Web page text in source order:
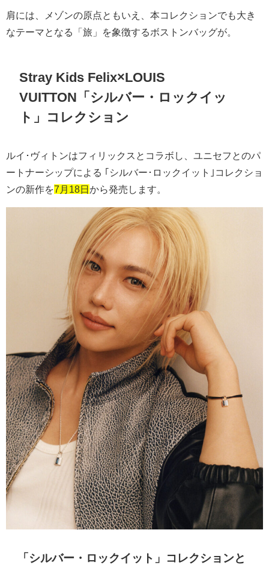
肩には、メゾンの原点ともいえ、本コレクションでも大き
なテーマとなる「旅」を象徴するボストンバッグが。
Stray Kids Felix×LOUIS
VUITTON「シルバー・ロックイッ
ト」コレクション
ルイ･ヴィトンはフィリックスとコラボし、ユニセフとのパ
ートナーシップによる ｢シルバー･ロックイット｣コレクショ
ンの新作を7月18日 から発売します。
「シルバー・ロックイット」コレクションと